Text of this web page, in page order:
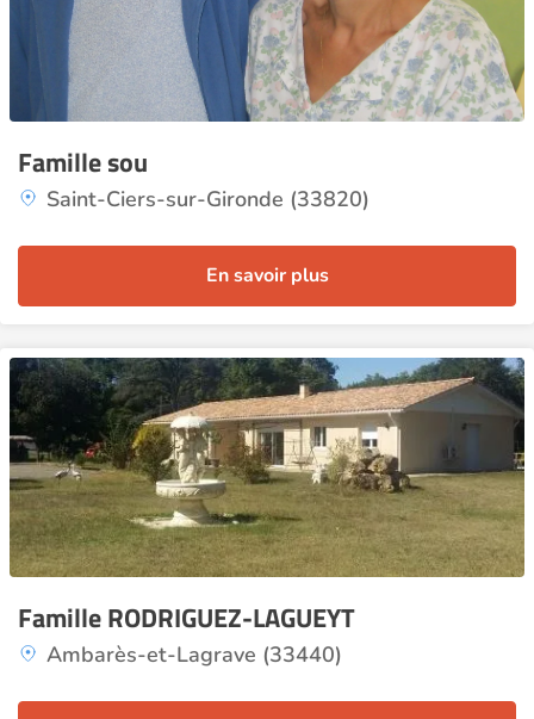
Famille sou
Saint-Ciers-sur-Gironde (33820)
En savoir plus
Famille RODRIGUEZ-LAGUEYT
Ambarès-et-Lagrave (33440)